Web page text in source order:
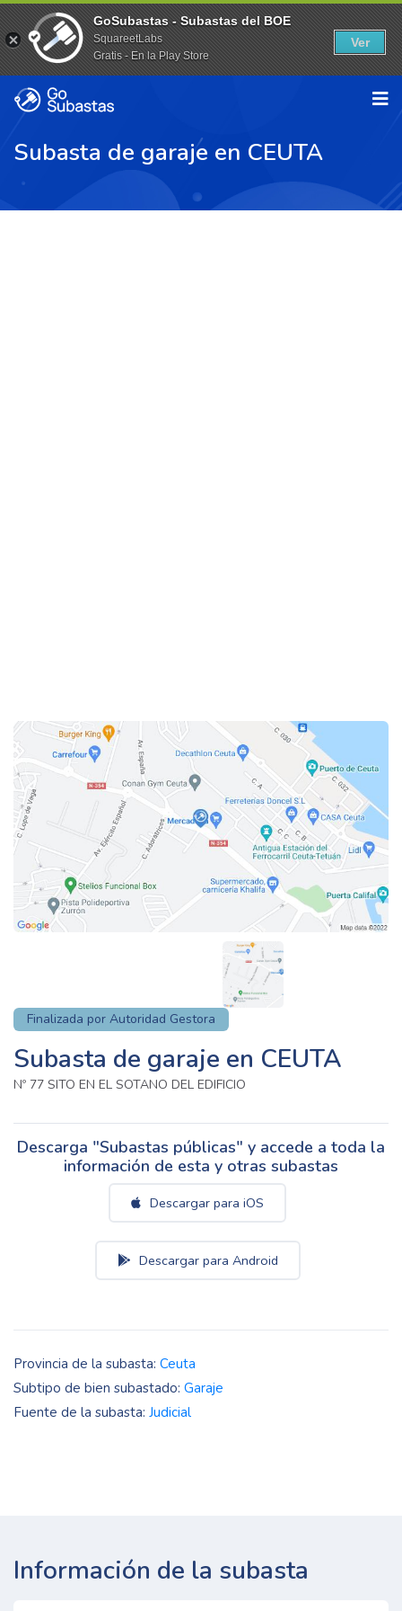
Subasta de garaje en CEUTA
Finalizada por Autoridad Gestora
Subasta de garaje en CEUTA
Nº 77 SITO EN EL SOTANO DEL EDIFICIO
Descarga "Subastas públicas" y accede a toda la
información de esta y otras subastas
Descargar para iOS
Descargar para Android
Provincia de la subasta: Ceuta
Subtipo de bien subastado: Garaje
Fuente de la subasta: Judicial
Información de la subasta
GoSubastas - Subastas del BOE
SquareetLabs
Gratis - En la Play Store
Ver